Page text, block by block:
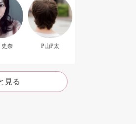
史奈 P山P太
見る